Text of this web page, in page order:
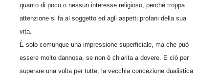
quanto di poco o nessun interesse religioso, perché troppa
attenzione si fa al soggetto ed agli aspetti profani della sua
vita.
È solo comunque una impressione superficiale, ma che può
essere molto dannosa, se non è chiarita a dovere. E ciò per
superare una volta per tutte, la vecchia concezione dualistica